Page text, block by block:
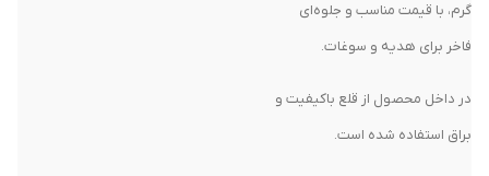
گرم، با قیمت مناسب و جلوه‌ای
فاخر برای هدیه و سوغات.
در داخل محصول از قلع باکیفیت و
براق استفاده شده است.